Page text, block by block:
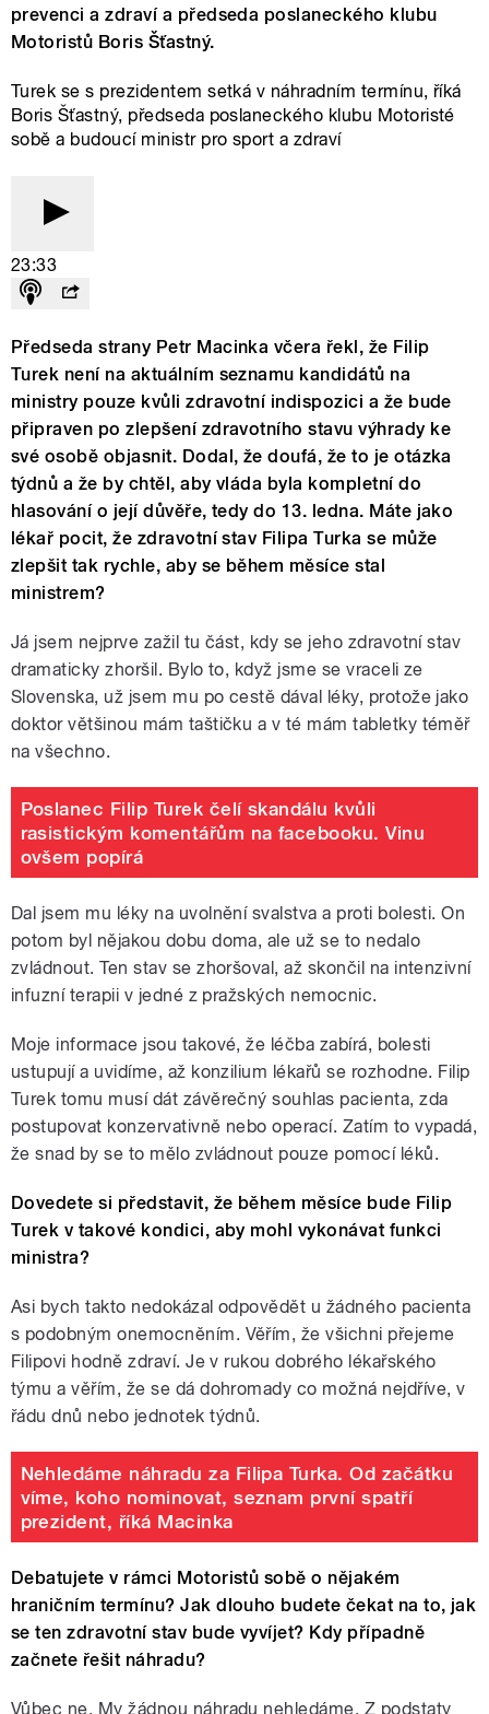
prevenci a zdraví a předseda poslaneckého klubu
Motoristů Boris Šťastný.
Turek se s prezidentem setká v náhradním termínu, říká
Boris Šťastný, předseda poslaneckého klubu Motoristé
sobě a budoucí ministr pro sport a zdraví
23:33
Předseda strany Petr Macinka včera řekl, že Filip
Turek není na aktuálním seznamu kandidátů na
ministry pouze kvůli zdravotní indispozici a že bude
připraven po zlepšení zdravotního stavu výhrady ke
své osobě objasnit. Dodal, že doufá, že to je otázka
týdnů a že by chtěl, aby vláda byla kompletní do
hlasování o její důvěře, tedy do 13. ledna. Máte jako
lékař pocit, že zdravotní stav Filipa Turka se může
zlepšit tak rychle, aby se během měsíce stal
ministrem?
Já jsem nejprve zažil tu část, kdy se jeho zdravotní stav
dramaticky zhoršil. Bylo to, když jsme se vraceli ze
Slovenska, už jsem mu po cestě dával léky, protože jako
doktor většinou mám taštičku a v té mám tabletky téměř
na všechno.
Poslanec Filip Turek čelí skandálu kvůli
rasistickým komentářům na facebooku. Vinu
ovšem popírá
Dal jsem mu léky na uvolnění svalstva a proti bolesti. On
potom byl nějakou dobu doma, ale už se to nedalo
zvládnout. Ten stav se zhoršoval, až skončil na intenzivní
infuzní terapii v jedné z pražských nemocnic.
Moje informace jsou takové, že léčba zabírá, bolesti
ustupují a uvidíme, až konzilium lékařů se rozhodne. Filip
Turek tomu musí dát závěrečný souhlas pacienta, zda
postupovat konzervativně nebo operací. Zatím to vypadá,
že snad by se to mělo zvládnout pouze pomocí léků.
Dovedete si představit, že během měsíce bude Filip
Turek v takové kondici, aby mohl vykonávat funkci
ministra?
Asi bych takto nedokázal odpovědět u žádného pacienta
s podobným onemocněním. Věřím, že všichni přejeme
Filipovi hodně zdraví. Je v rukou dobrého lékařského
týmu a věřím, že se dá dohromady co možná nejdříve, v
řádu dnů nebo jednotek týdnů.
Nehledáme náhradu za Filipa Turka. Od začátku
víme, koho nominovat, seznam první spatří
prezident, říká Macinka
Debatujete v rámci Motoristů sobě o nějakém
hraničním termínu? Jak dlouho budete čekat na to, jak
se ten zdravotní stav bude vyvíjet? Kdy případně
začnete řešit náhradu?
Vůbec ne. My žádnou náhradu nehledáme. Z podstaty